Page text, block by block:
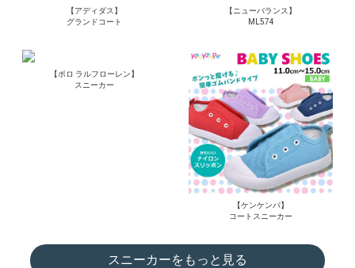
【アディダス】
グランドコート
【ニューバランス】
ML574
【ポロ ラルフローレン】
スニーカー
【ケンケンパ】
コートスニーカー
スニーカーをもっと見る